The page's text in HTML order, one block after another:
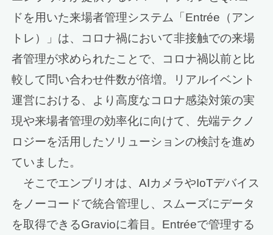
ドを用いた来場者管理システム「Entrée（アン
トレ）」は、コロナ禍において非接触での来場
者管理が求められたことで、コロナ禍以前と比
較して問い合わせ件数が倍増。リアルイベント
運営における、より高度なコロナ感染対策の実
現や来場者管理の効率化に向けて、先端テクノ
ロジーを活用したソリューションの検討を進め
ていました。
そこでエンブリオは、AIカメラやIoTデバイス
をノーコードで統合管理し、スムーズにデータ
を取得できるGravioに着目。Entréeで管理する